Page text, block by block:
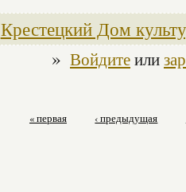
Крестецкий Дом
» Войдитеили
« первая ‹ предыдущая